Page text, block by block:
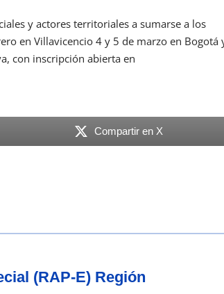
y actores territoriales a sumarse a los
en Villavicencio 4 y 5 de marzo en Bogotá
con inscripción abierta en
Compartir en X
(RAP-E) Región